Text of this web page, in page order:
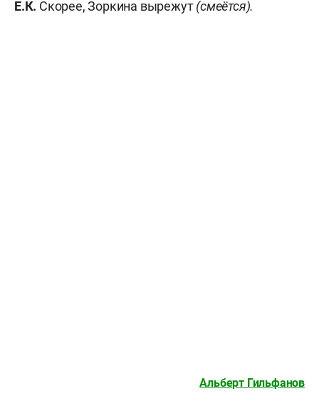
Е.К. Скорее, Зоркина вырежут(смеётся).
Альберт Гильфанов